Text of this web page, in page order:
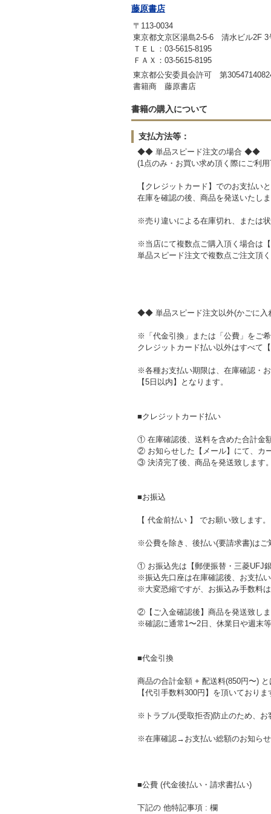
藤原書店
〒113-0034
東京都文京区湯島2-5-6 清水ビル2F 3
ＴＥＬ：03-5615-8195
ＦＡＸ：03-5615-8195
東京都公安委員会許可 第
書籍商 藤原書店
書籍の購入について
支払方法等：
◆◆ 単品スピード注文の場合 ◆◆
(1点のみ・お買い求め頂く際にご利
【クレジットカード】でのお支払い
在庫を確認の後、商品を発送いたし
※売り違いによる在庫切れ、または
※当店にて複数点ご購入頂く場合は
単品スピード注文で複数点ご注文頂
◆◆ 単品スピード注文以外(かごに
※「代金引換」または「公費」をご
クレジットカード払い以外はすべて
※各種お支払い期限は、在庫確認・
【5日以内】となります。
■クレジットカード払い
① 在庫確認後、送料を含めた合計金
② お知らせした【メール】にて、カ
③ 決済完了後、商品を発送致します
■お振込
【 代金前払い 】 でお願い致します。
※公費を除き、後払い(要請求書)はご
① お振込先は【郵便振替・三菱UFJ
※振込先口座は在庫確認後、お支払
※大変恐縮ですが、お振込み手数料
②【ご入金確認後】商品を発送致し
※確認に通常1〜2日、休業日や週末
■代金引換
商品の合計金額 + 配送料(850円〜) と
【代引手数料300円】を頂いておりま
※トラブル(受取拒否)防止のため、
※在庫確認→お支払い総額のお知ら
■公費 (代金後払い・請求書払い)
下記の 他特記事項 : 欄